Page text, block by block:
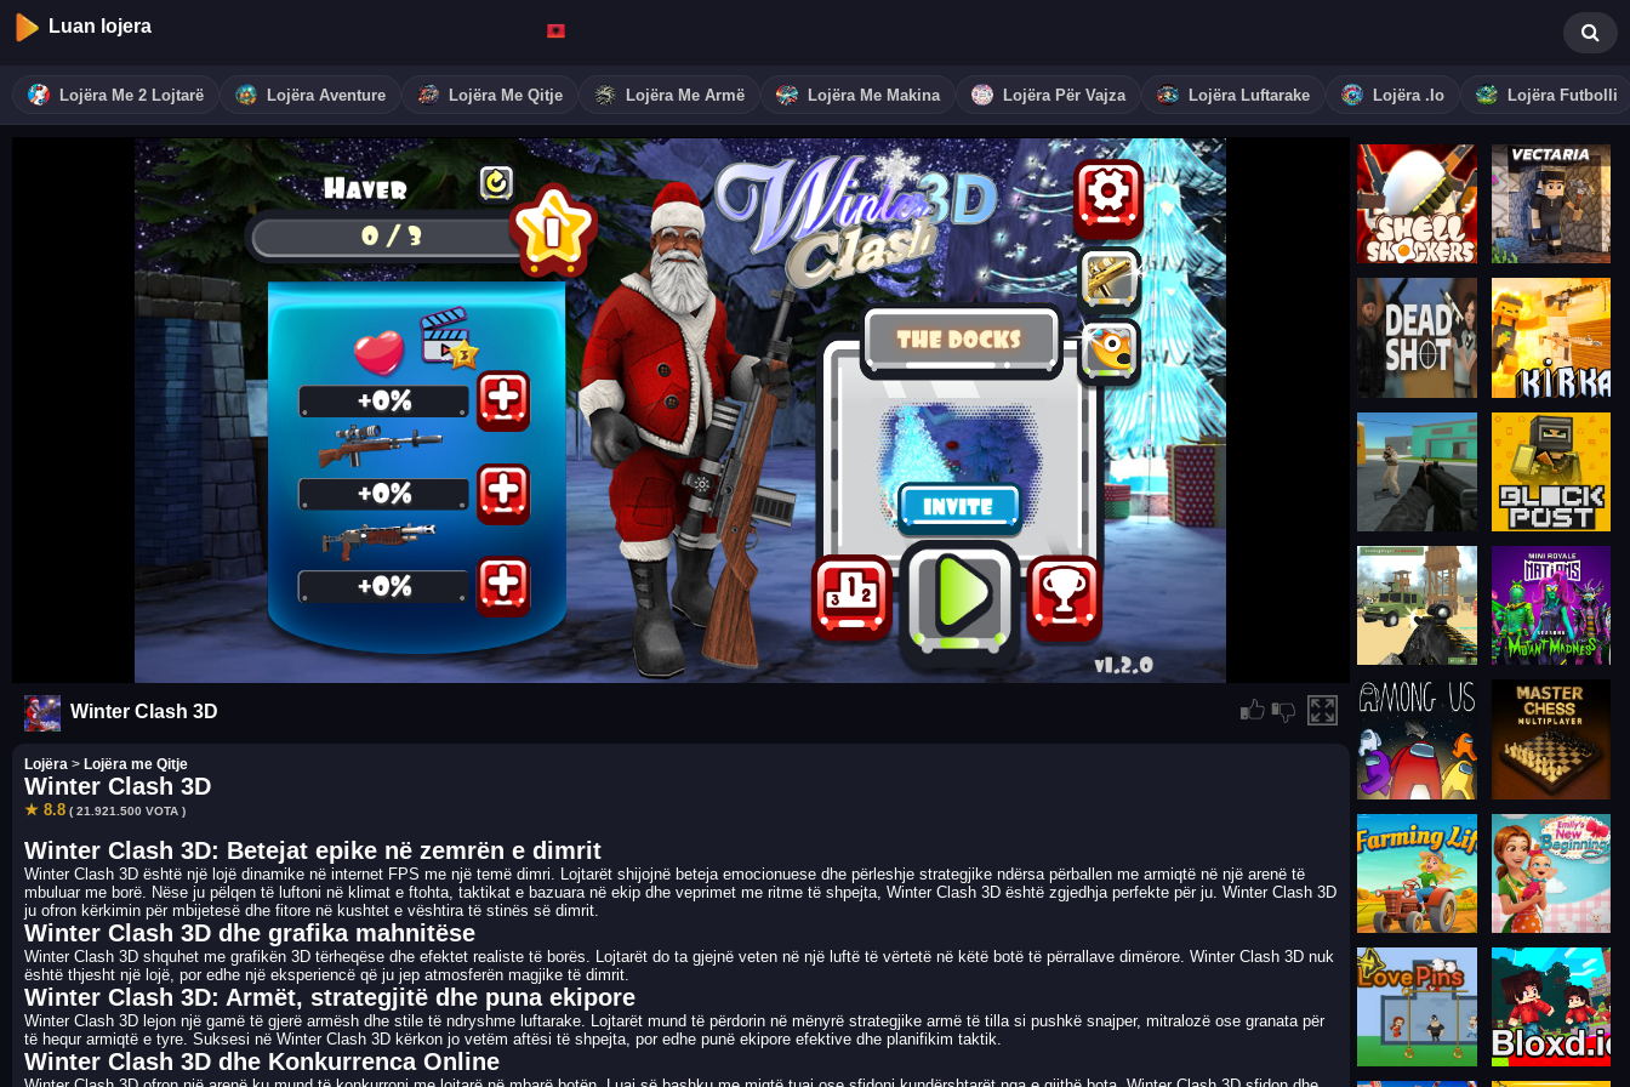
Luan lojera
Lojëra Me 2 Lojtarë Lojëra Aventure Lojëra Me Qitje Lojëra Me Armë Lojëra Me Makina Lojëra Për Vajza Lojëra Luftarake Lojëra .io Lojëra Futbolli
Winter Clash 3D
Lojëra > Lojëra me Qitje
Winter Clash 3D
★ 8.8 ( 21.921.500 VOTA )
Winter Clash 3D: Betejat epike në zemrën e dimrit
Winter Clash 3D është një lojë dinamike në internet FPS me një temë dimri. Lojtarët shijojnë beteja emocionuese dhe përleshje strategjike ndërsa përballen me armiqtë në një arenë të
mbuluar me borë. Nëse ju pëlqen të luftoni në klimat e ftohta, taktikat e bazuara në ekip dhe veprimet me ritme të shpejta, Winter Clash 3D është zgjedhja perfekte për ju. Winter Clash 3D
ju ofron kërkimin për mbijetesë dhe fitore në kushtet e vështira të stinës së dimrit.
Winter Clash 3D dhe grafika mahnitëse
Winter Clash 3D shquhet me grafikën 3D tërheqëse dhe efektet realiste të borës. Lojtarët do ta gjejnë veten në një luftë të vërtetë në këtë botë të përrallave dimërore. Winter Clash 3D nuk
është thjesht një lojë, por edhe një eksperiencë që ju jep atmosferën magjike të dimrit.
Winter Clash 3D: Armët, strategjitë dhe puna ekipore
Winter Clash 3D lejon një gamë të gjerë armësh dhe stile të ndryshme luftarake. Lojtarët mund të përdorin në mënyrë strategjike armë të tilla si pushkë snajper, mitralozë ose granata për
të hequr armiqtë e tyre. Suksesi në Winter Clash 3D kërkon jo vetëm aftësi të shpejta, por edhe punë ekipore efektive dhe planifikim taktik.
Winter Clash 3D dhe Konkurrenca Online